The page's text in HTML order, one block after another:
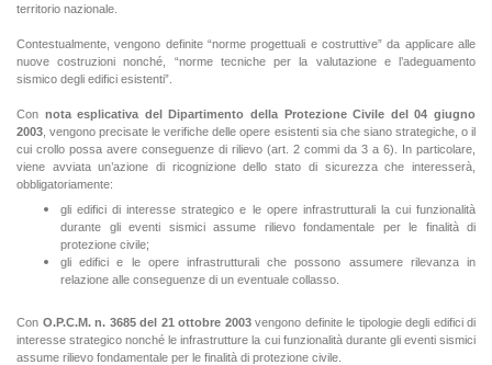
territorio nazionale.
Contestualmente, vengono definite “norme progettuali e costruttive” da applicare alle
nuove costruzioni nonché, “norme tecniche per la valutazione e l’adeguamento
sismico degli edifici esistenti”.
Con nota esplicativa del Dipartimento della Protezione Civile del 04 giugno
2003 , vengono precisate le verifiche delle opere esistenti sia che siano strategiche, o il
cui crollo possa avere conseguenze di rilievo (art. 2 commi da 3 a 6). In particolare,
viene avviata un’azione di ricognizione dello stato di sicurezza che interesserà,
obbligatoriamente:
gli edifici di interesse strategico e le opere infrastrutturali la cui funzionalità
durante gli eventi sismici assume rilievo fondamentale per le finalità di
protezione civile;
gli edifici e le opere infrastrutturali che possono assumere rilevanza in
relazione alle conseguenze di un eventuale collasso.
Con O.P.C.M. n. 3685 del 21 ottobre 2003vengono definite le tipologie degli edifici di
interesse strategico nonché le infrastrutture la cui funzionalità durante gli eventi sismici
assume rilievo fondamentale per le finalità di protezione civile.